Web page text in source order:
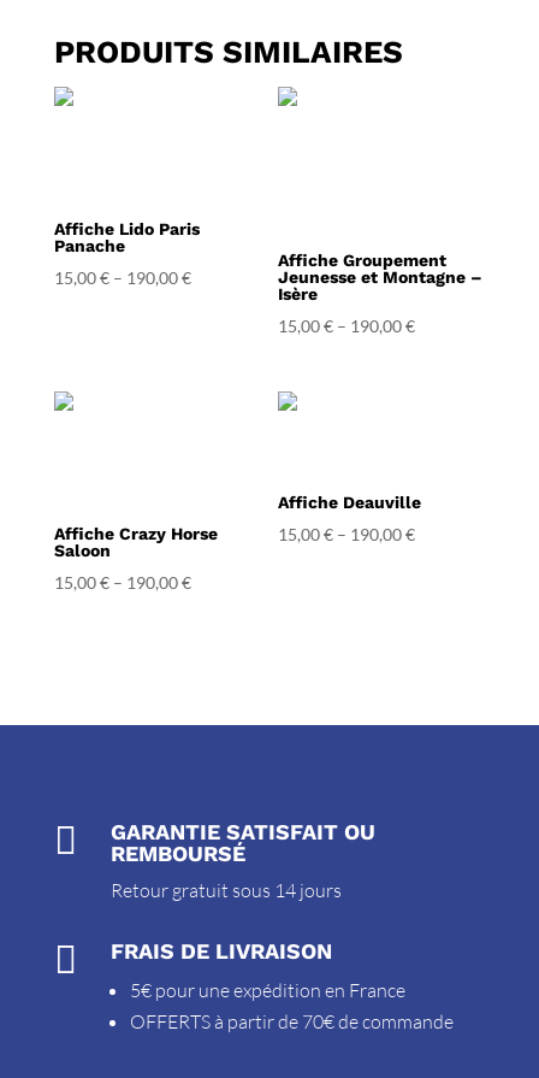
PRODUITS SIMILAIRES
Affiche Lido Paris
Panache
15,00€– 190,00€
Affiche Groupement
Jeunesse et Montagne –
Isère
15,00€ – 190,00€
Affiche Crazy Horse
Saloon
15,00€– 190,00€
Affiche Deauville
15,00€ – 190,00€

GARANTIE SATISFAIT OU
REMBOURSÉ
Retour gratuit sous 14 jours
 FRAIS DE LIVRAISON
5€ pour une expédition en France
OFFERTS à partir de 70€ de commande